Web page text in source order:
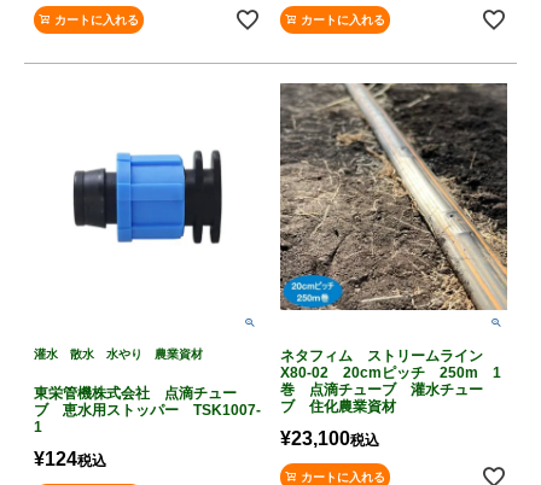
カートに入れる カートに入れる
灌水 散水 水やり 農業資材
東栄管機株式会社 点滴チュー
ブ 恵水用ストッパー TSK1007-
1
¥124税込
ネタフィム ストリームライン
X80-02 20cmピッチ 250m 1
巻 点滴チューブ 灌水チュー
ブ 住化農業資材
¥23,100税込
カートに入れる